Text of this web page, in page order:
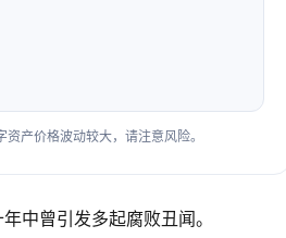
产价格波动较大，请注意风险。
中曾引发多起腐败丑闻。